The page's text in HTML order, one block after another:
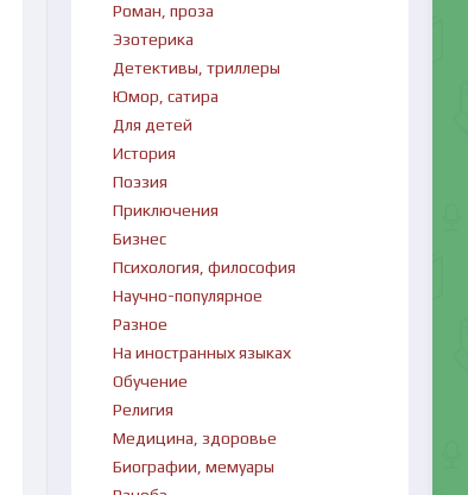
Роман, проза
Эзотерика
Детективы, триллеры
Юмор, сатира
Для детей
История
Поэзия
Приключения
Бизнес
Психология, философия
Научно-популярное
Разное
На иностранных языках
Обучение
Религия
Медицина, здоровье
Биографии, мемуары